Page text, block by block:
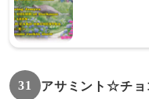
31 アサミント☆チョ